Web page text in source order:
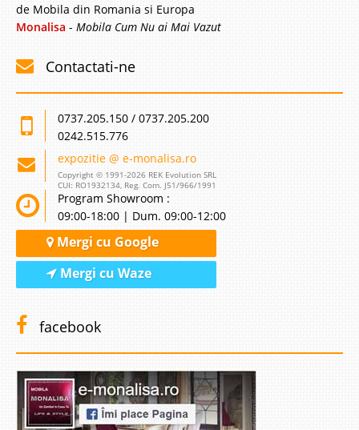
de Mobila din Romania si Europa
Monalisa - Mobila Cum Nu ai Mai Vazut
Contactati-ne
0737.205.150 / 0737.205.200
0242.515.776
expozitie @ e-monalisa.ro
Copyright © 1991-2026 REK Evolution SRL
CUI: RO1932134, Reg. Com. J51/966/1991
Program Showroom :
09:00-18:00 | Dum. 09:00-12:00
Mergi cu Google
Mergi cu Waze
facebook